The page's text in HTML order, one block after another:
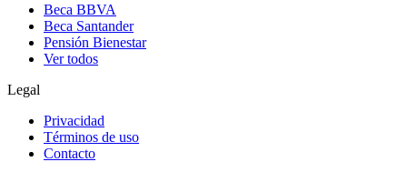
Beca BBVA
Beca Santander
Pensión Bienestar
Ver todos
Legal
Privacidad
Términos de uso
Contacto